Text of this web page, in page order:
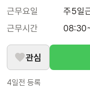
근무요일
주5일
근무시간
관심
4일전 등록